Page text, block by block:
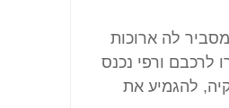
לה ארוכות
לרכבם ורפי נכנס
להגמיע את